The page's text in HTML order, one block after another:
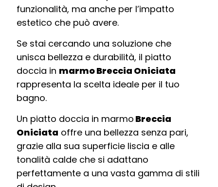
funzionalità, ma anche per l’impatto
estetico che può avere.
Se stai cercando una soluzione che
unisca bellezza e durabilità, il piatto
doccia in marmo Breccia Oniciata
rappresenta la scelta ideale per il tuo
bagno.
Un piatto doccia in marmo Breccia
Oniciata offre una bellezza senza pari,
grazie alla sua superficie liscia e alle
tonalità calde che si adattano
perfettamente a una vasta gamma di stili